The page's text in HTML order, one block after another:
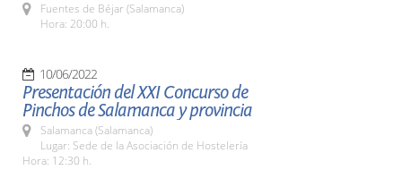
Fuentes de Béjar (Salamanca)
Hora: 20:00 h.
10/06/2022
Presentación del XXI Concurso de
Pinchos de Salamanca y provincia
Salamanca (Salamanca)
Lugar: Sede de la Asociación de Hostelería
Hora: 12:30 h.